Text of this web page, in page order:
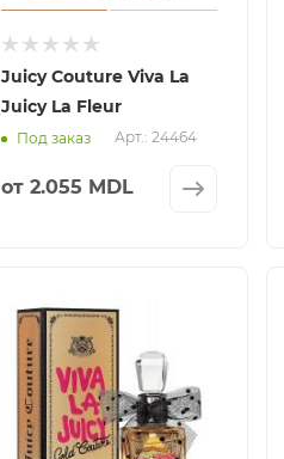
Juicy Couture Viva La
Juicy La Fleur
Под заказ Арт.: 24464
от 2.055 MDL